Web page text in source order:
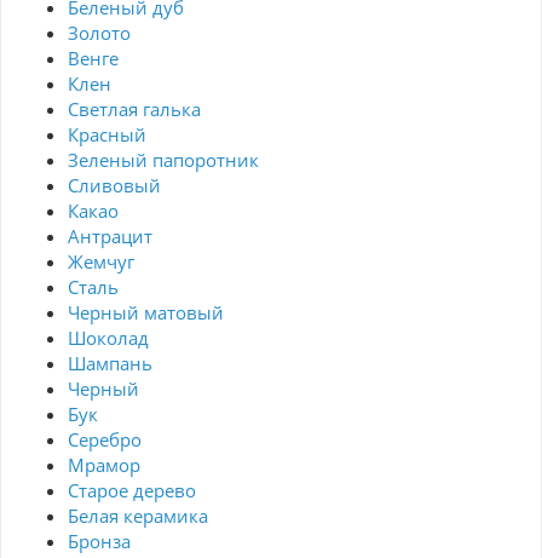
Беленый дуб
Золото
Венге
Клен
Светлая галька
Красный
Зеленый папоротник
Сливовый
Какао
Антрацит
Жемчуг
Сталь
Черный матовый
Шоколад
Шампань
Черный
Бук
Серебро
Мрамор
Старое дерево
Белая керамика
Бронза